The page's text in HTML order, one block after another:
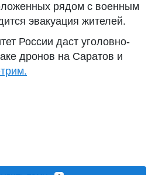
рядом с военным
эвакуация жителей.
России даст уголовно-
дронов на Саратов и